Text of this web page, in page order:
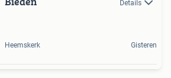
Details
Heemskerk Gisteren